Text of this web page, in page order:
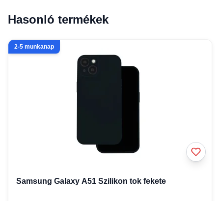
Hasonló termékek
2-5 munkanap
Samsung Galaxy A51 Szilikon tok fekete